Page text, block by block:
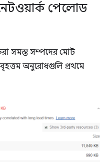
পেলোড
সমস্ত সম্পদের মোট
অনুরোধগুলি প্রথমে